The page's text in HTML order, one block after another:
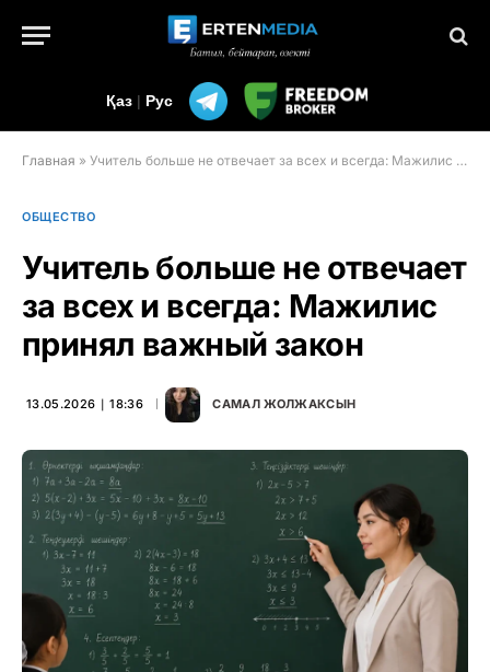
Қаз | Рус
Главная » Учитель больше не отвечает за всех и всегда: Мажилис принял важный закон
ОБЩЕСТВО
Учитель больше не отвечает
за всех и всегда: Мажилис
принял важный закон
13.05.2026 ∣ 18:36 САМАЛ ЖОЛЖАКСЫН